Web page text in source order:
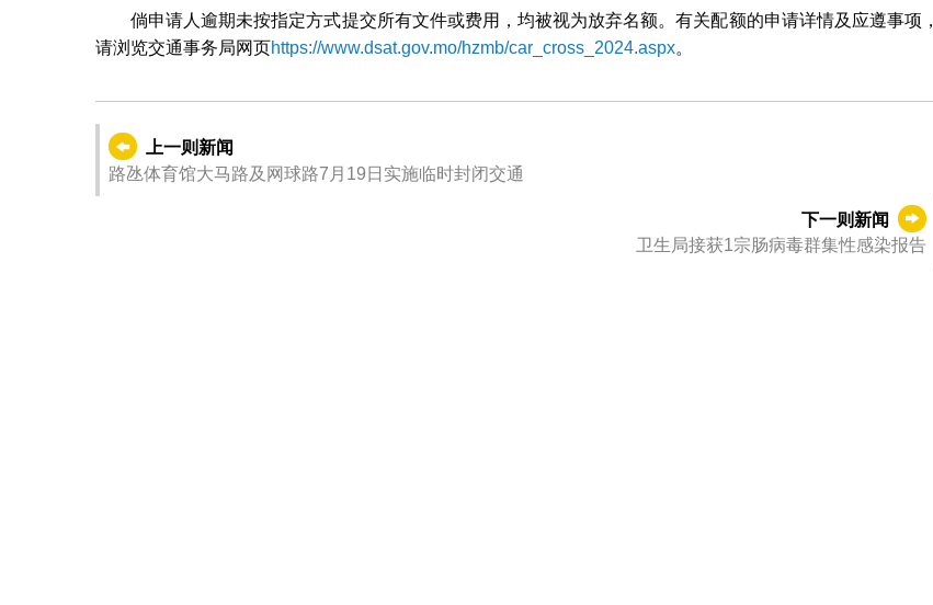
倘申请人逾期未按指定方式提交所有文件或费用，均被视为放弃名额。有关配额的申请详情及应遵事项，
请浏览交通事务局网页https://www.dsat.gov.mo/hzmb/car_cross_2024.aspx。
上一则新闻
路氹体育馆大马路及网球路7月19日实施临时封闭交通
下一则新闻
卫生局接获1宗肠病毒群集性感染报告